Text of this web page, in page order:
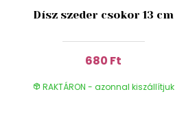
Dísz szeder csokor 13 cm
680 Ft
RAKTÁRON - azonnal kiszállítjuk